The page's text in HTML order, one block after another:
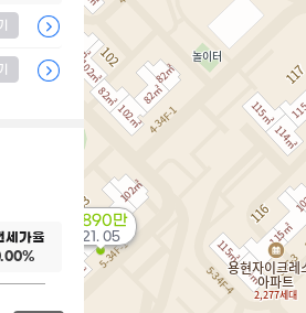
1,890만
'21. 05
세가율